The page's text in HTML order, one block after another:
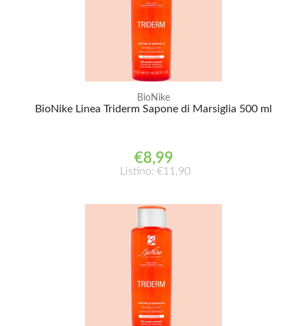
BioNike
BioNike Linea Triderm Sapone di Marsiglia 500 ml
€8,99
Listino: €11,90